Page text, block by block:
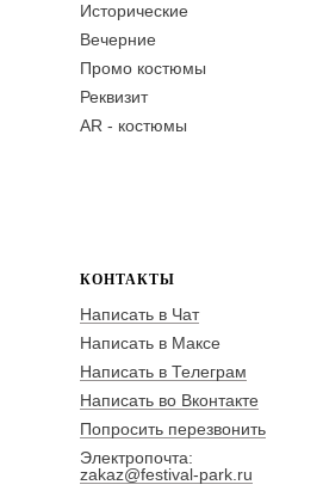
Исторические
Вечерние
Промо костюмы
Реквизит
AR - костюмы
КОНТАКТЫ
Написать в Чат
Написать в Максе
Написать в Телеграм
Написать во Вконтакте
Попросить перезвонить
Электропочта:
zakaz@festival-park.ru